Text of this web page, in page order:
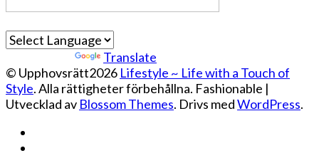
Translate
© Upphovsrätt2026 Lifestyle ~ Life with a Touch of
Style. Alla rättigheter förbehållna. Fashionable |
Utvecklad av Blossom Themes. Drivs medWordPress.